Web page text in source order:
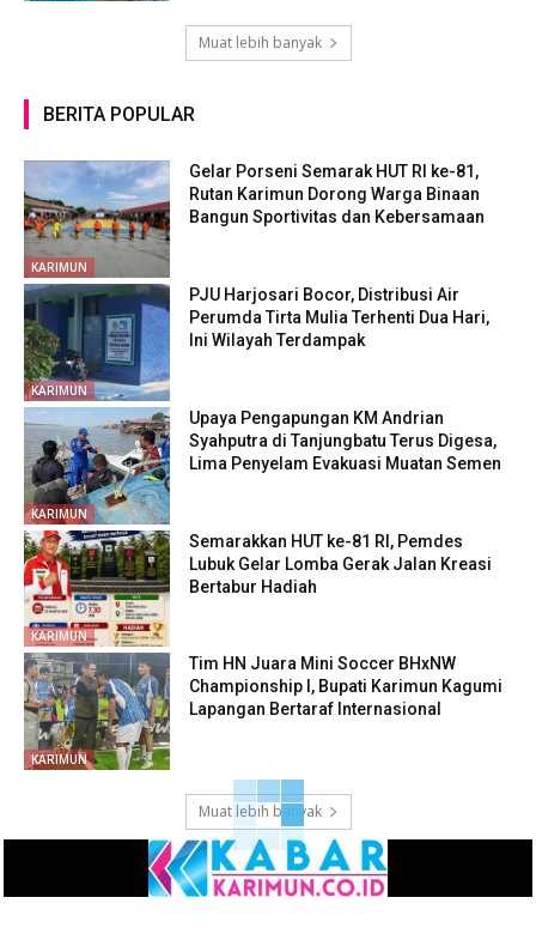
Muat lebih banyak
BERITA POPULAR
KARIMUN
Gelar Porseni Semarak HUT RI ke-81,
Rutan Karimun Dorong Warga Binaan
Bangun Sportivitas dan Kebersamaan
KARIMUN
PJU Harjosari Bocor, Distribusi Air
Perumda Tirta Mulia Terhenti Dua Hari,
Ini Wilayah Terdampak
KARIMUN
Upaya Pengapungan KM Andrian
Syahputra di Tanjungbatu Terus Digesa,
Lima Penyelam Evakuasi Muatan Semen
KARIMUN
Semarakkan HUT ke-81 RI, Pemdes
Lubuk Gelar Lomba Gerak Jalan Kreasi
Bertabur Hadiah
KARIMUN
Tim HN Juara Mini Soccer BHxNW
Championship I, Bupati Karimun Kagumi
Lapangan Bertaraf Internasional
Muat lebih banyak